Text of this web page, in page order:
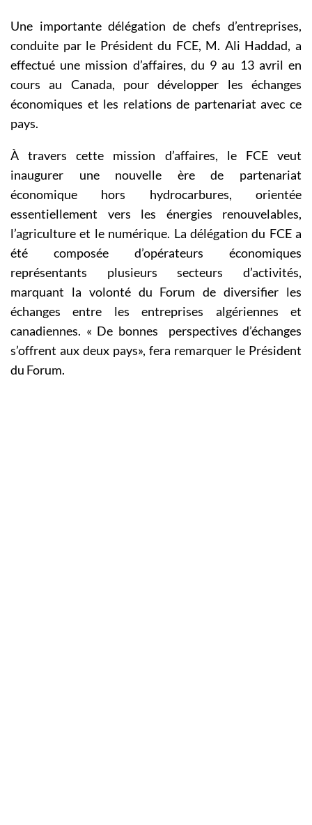
Une importante délégation de chefs d’entreprises,
conduite par le Président du FCE, M. Ali Haddad, a
effectué une mission d’affaires, du 9 au 13 avril en
cours au Canada, pour développer les échanges
économiques et les relations de partenariat avec ce
pays.
À travers cette mission d’affaires, le FCE veut
inaugurer une nouvelle ère de partenariat
économique hors hydrocarbures, orientée
essentiellement vers les énergies renouvelables,
l’agriculture et le numérique. La délégation du FCE a
été composée d’opérateurs économiques
représentants plusieurs secteurs d’activités,
marquant la volonté du Forum de diversifier les
échanges entre les entreprises algériennes et
canadiennes. « De bonnes perspectives d’échanges
s’offrent aux deux pays», fera remarquer le Président
du Forum.